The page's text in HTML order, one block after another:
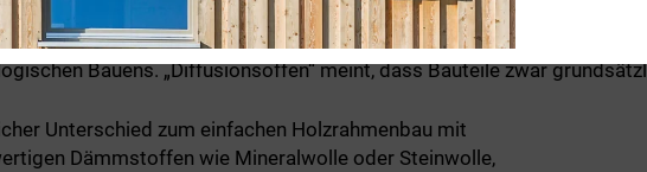
Holzrahmenbau ist eine Weiterentwicklung des allgemeinen
gleichermaßen sehr anerkannte und beliebte Bauweise. Der
Bauens. „Diffusionsoffen“ meint, dass Bauteile zwar
Unterschied zum einfachen Holzrahmenbau mit
Dämmstoffen wie Mineralwolle oder Steinwolle,